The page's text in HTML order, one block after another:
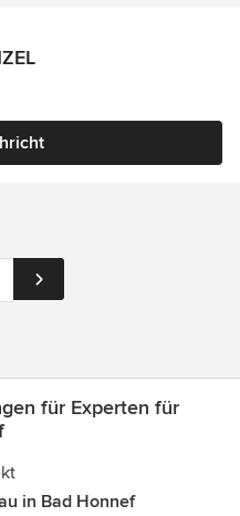
für Experten für
in Bad Honnef